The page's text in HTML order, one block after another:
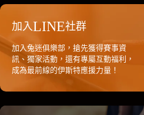
加入LINE社群
加入兔迷俱樂部，搶先獲得賽事資
訊、獨家活動，還有專屬互動福利，
成為最前線的伊斯特應援力量！